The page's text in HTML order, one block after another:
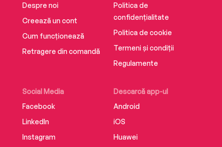
Despre noi
Creează un cont
Cum funcționează
Retragere din comandă
Social Media
Facebook
LinkedIn
Instagram
Descarcă app-ul
Android
iOS
Huawei
Politica de
confidențialitate
Politica de cookie
Termeni și condiții
Regulamente